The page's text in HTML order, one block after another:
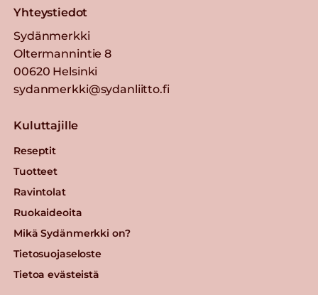
Yhteystiedot
Sydänmerkki
Oltermannintie 8
00620 Helsinki
sydanmerkki@sydanliitto.fi
Kuluttajille
Reseptit
Tuotteet
Ravintolat
Ruokaideoita
Mikä Sydänmerkki on?
Tietosuojaseloste
Tietoa evästeistä